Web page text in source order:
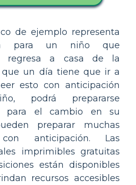
de ejemplo representa
para un niño que
regresa a casa de la
que un día tiene que ir a
esto con anticipación
podrá prepararse
para el cambio en su
preparar muchas
con anticipación. Las
imprimibles gratuitas
están disponibles
recursos accesibles